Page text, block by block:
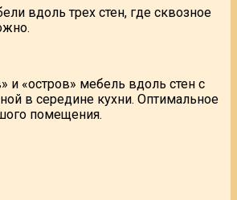
вдоль трех стен, где сквозное
и «остров» мебель вдоль стен с
в середине кухни. Оптимальное
помещения.